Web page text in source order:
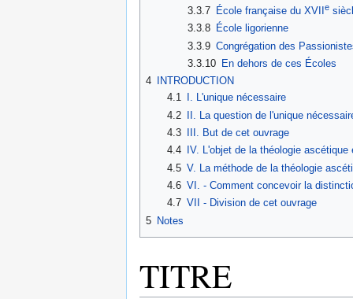
3.3.7 École française du XVIIe
3.3.8 École ligorienne
3.3.9 Congrégation des
3.3.10 En dehors de ces Écoles
4
INTRODUCTION
4.1
I. L'unique nécessaire
4.2 II. La question de l'unique
4.3
III. But de cet ouvrage
4.4
IV. L'objet de la théologie ascétique
4.5 V. La méthode de la théologie
4.6 VI. - Comment concevoir la
4.7 VII - Division de cet ouvrage
5 Notes
TITRE